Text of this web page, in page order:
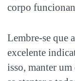
corpo
Lembre-se que
excelente
isso, manter